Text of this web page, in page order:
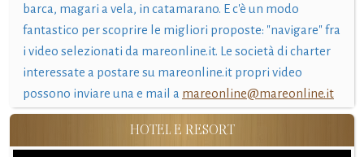
barca, magari a vela, in catamarano. E c'è un modo
fantastico per scoprire le migliori proposte: "navigare" fra
i video selezionati da mareonline.it. Le società di charter
interessate a postare su mareonline.it propri video
possono inviare una e mail a mareonline@mareonline.it
HOTEL E RESORT